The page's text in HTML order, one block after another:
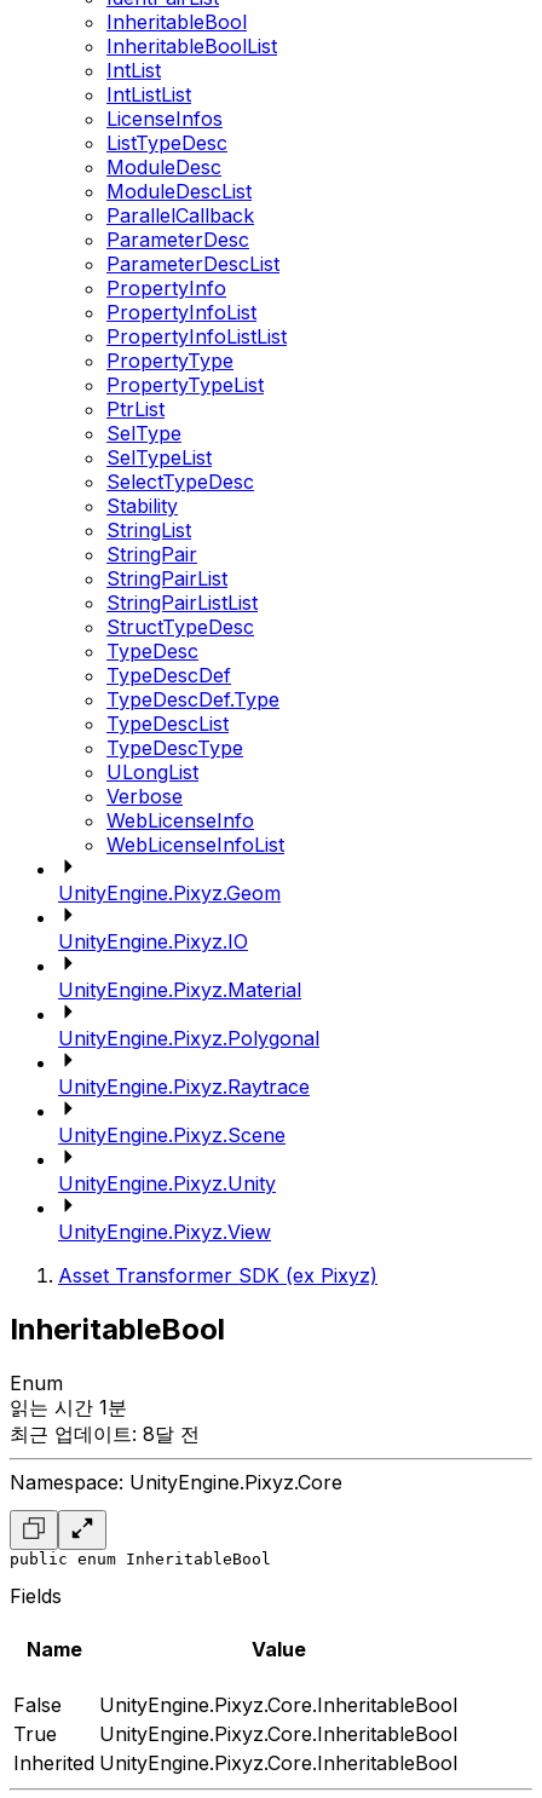
InheritableBool
InheritableBoolList
IntList
IntListList
LicenseInfos
ListTypeDesc
ModuleDesc
ModuleDescList
ParallelCallback
ParameterDesc
ParameterDescList
PropertyInfo
PropertyInfoList
PropertyInfoListList
PropertyType
PropertyTypeList
PtrList
SelType
SelTypeList
SelectTypeDesc
Stability
StringList
StringPair
StringPairList
StringPairListList
StructTypeDesc
TypeDesc
TypeDescDef
TypeDescDef.Type
TypeDescList
TypeDescType
ULongList
Verbose
WebLicenseInfo
WebLicenseInfoList
UnityEngine.Pixyz.Geom
UnityEngine.Pixyz.IO
UnityEngine.Pixyz.Material
UnityEngine.Pixyz.Polygonal
UnityEngine.Pixyz.Raytrace
UnityEngine.Pixyz.Scene
UnityEngine.Pixyz.Unity
UnityEngine.Pixyz.View
Asset Transformer SDK (ex Pixyz)
InheritableBool
Enum
읽는 시간 1분
최근 업데이트: 8달 전
Namespace: UnityEngine.Pixyz.Core
public enum InheritableBool
Fields
Name Value
False
UnityEngine.Pixyz.Core.InheritableBool
True
UnityEngine.Pixyz.Core.InheritableBool
Inherited UnityEngine.Pixyz.Core.InheritableBool